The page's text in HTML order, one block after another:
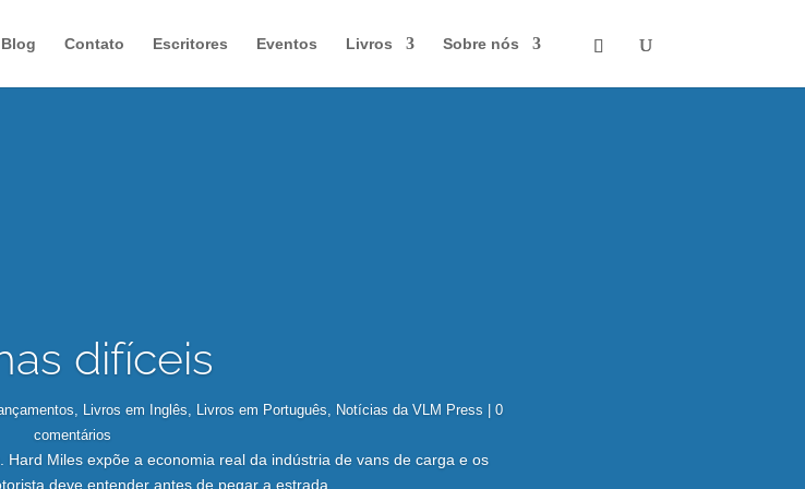
Blog Contato Escritores Eventos Livros Sobre nós
difíceis
, Livros em Inglês, Livros em Português, Notícias da VLM Press | 0
comentários
Miles expõe a economia real da indústria de vans de carga e os
deve entender antes de pegar a estrada.